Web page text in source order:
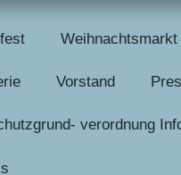
Weihnachtsmarkt
Vorstand
verordnung